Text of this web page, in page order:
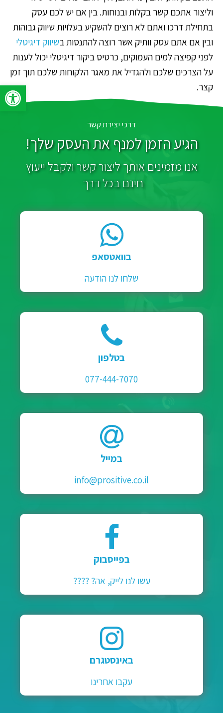
וליצור אתכם קשר בקלות ובנוחות. בין אם יש לכם עסק
בתחילת דרכו ואתם לא רוצים להשקיע בעלויות שיווק גבוהות
ובין אם אתם עסק וותיק אשר רוצה להתנסות בשיווק דיגיטלי
לפני קפיצה למים העמוקים, כרטיס ביקור דיגיטלי יכול לענות
על הצרכים שלכם ולהגדיל את מאגר הלקוחות שלכם תוך זמן
קצר.
דרכי יצירת קשר
הגיע הזמן למנף את העסק שלך!
אנו מזמינים אותך ליצור קשר ולקבל ייעוץ
חינם בכל דרך
בוואטסאפ
שלחו לנו הודעה
בטלפון
077-444-7070
במייל
info@prositive.co.il
בפייסבוק
עשו לנו לייק, אה? ????
באינסטגרם
עקבו אחרינו
פתח